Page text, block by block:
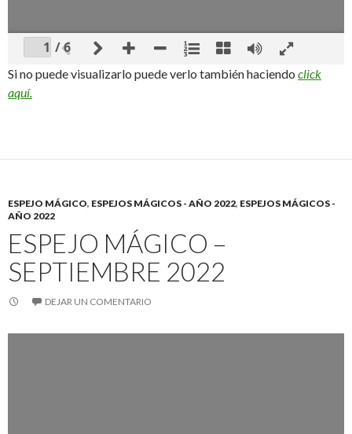
/ 6
Si no puede visualizarlo puede verlo también haciendo click
aquí.
ESPEJO MÁGICO, ESPEJOS MÁGICOS - AÑO 2022, ESPEJOS MÁGICOS -
AÑO 2022
ESPEJO MÁGICO –
SEPTIEMBRE 2022
DEJAR UN COMENTARIO